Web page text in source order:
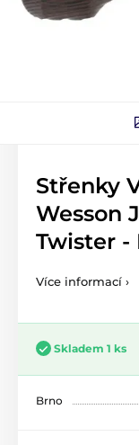
Střenky
Wesson
Twister -
Více informací ›
Skladem 1 ks
Brno